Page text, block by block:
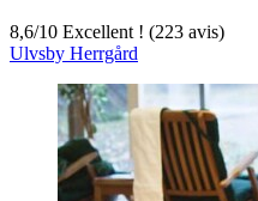
8,6/10 Excellent ! (223 avis)
Ulvsby Herrgård